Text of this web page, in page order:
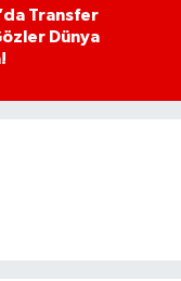
Transfer
Dünya